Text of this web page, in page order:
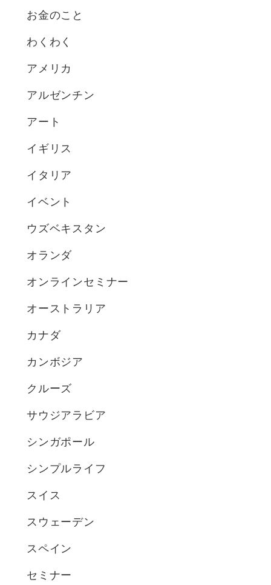
お金のこと
わくわく
アメリカ
アルゼンチン
アート
イギリス
イタリア
イベント
ウズベキスタン
オランダ
オンラインセミナー
オーストラリア
カナダ
カンボジア
クルーズ
サウジアラビア
シンガポール
シンプルライフ
スイス
スウェーデン
スペイン
セミナー